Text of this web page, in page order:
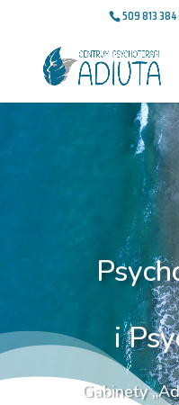
509 813 384
i
Gabinety